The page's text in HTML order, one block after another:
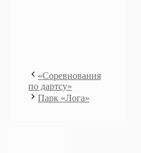
«Соревнования
по дартсу»
Парк «Лога»